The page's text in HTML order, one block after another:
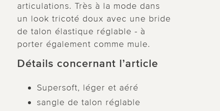
articulations. Très à la mode dans
un look tricoté doux avec une bride
de talon élastique réglable - à
porter également comme mule.
Détails concernant l’article
Supersoft, léger et aéré
sangle de talon réglable